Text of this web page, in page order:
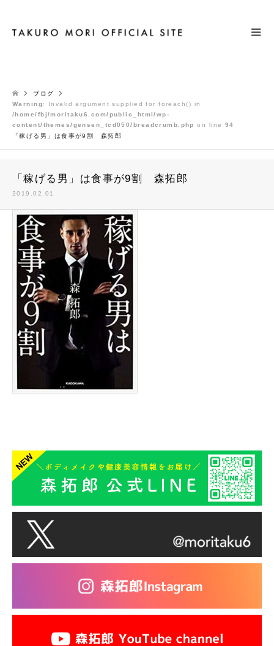
ブログ
Warning: Invalid argument supplied for foreach() in
/home/fbj/moritaku6.com/public_html/wp-
content/themes/gensen_tcd050/breadcrumb.php on line 94
「稼げる男」は食事が9割 森拓郎
「稼げる男」は食事が9割 森拓郎
2019.02.01